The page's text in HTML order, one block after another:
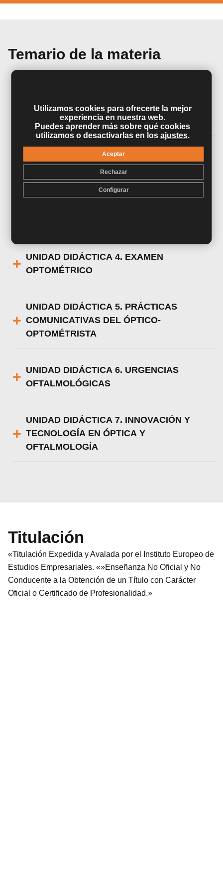
Temario de la materia
OFTALMOLOGÍA COMO DISCIPLINA
MÉDICA
UNIDAD DIÁCTICA 2.ALTERACIONES DE
UNIDAD DIDÁCTICA 4. EXAMEN
OPTOMÉTRICO
UNIDAD DIDÁCTICA 5. PRÁCTICAS
COMUNICATIVAS DEL ÓPTICO-
OPTOMÉTRISTA
UNIDAD DIDÁCTICA 6. URGENCIAS
OFTALMOLÓGICAS
UNIDAD DIDÁCTICA 7. INNOVACIÓN Y
TECNOLOGÍA EN ÓPTICA Y
OFTALMOLOGÍA
Titulación
«Titulación Expedida y Avalada por el Instituto Europeo de
Estudios Empresariales. «»Enseñanza No Oficial y No
Conducente a la Obtención de un Título con Carácter
Oficial o Certificado de Profesionalidad.»
Utilizamos cookies para ofrecerte la mejor
experiencia en nuestra web.
Puedes aprender más sobre qué cookies
utilizamos o desactivarlas en losajustes.
Aceptar
Rechazar
Configurar